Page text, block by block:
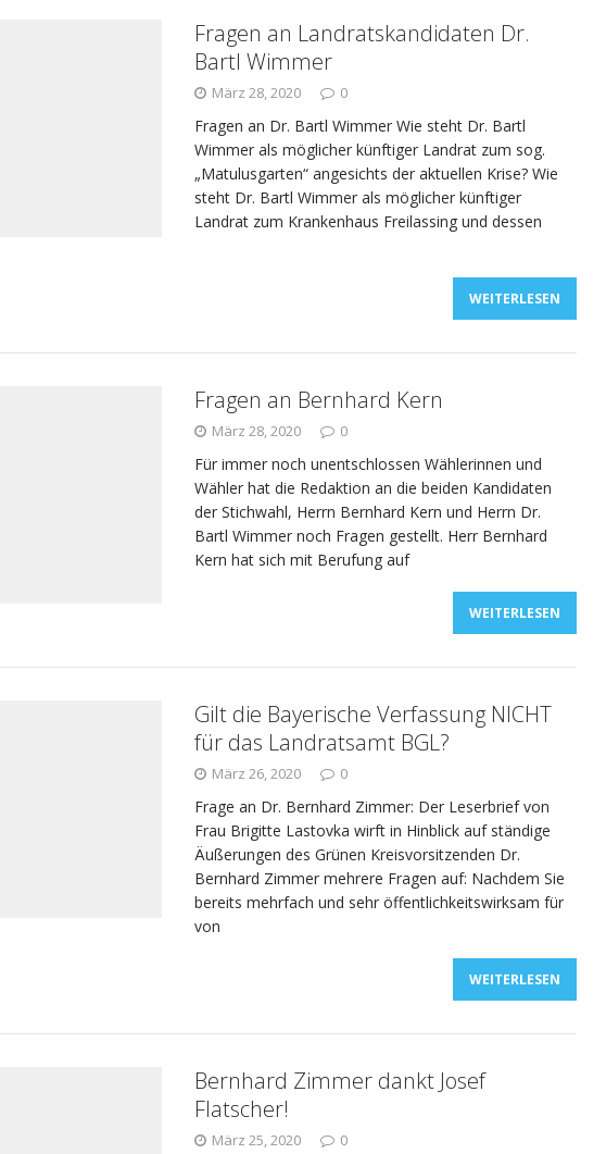
Fragen an Landratskandidaten Dr.
Bartl Wimmer
März 28, 2020 0
Fragen an Dr. Bartl Wimmer Wie steht Dr. Bartl
Wimmer als möglicher künftiger Landrat zum sog.
„Matulusgarten“ angesichts der aktuellen Krise? Wie
steht Dr. Bartl Wimmer als möglicher künftiger
Landrat zum Krankenhaus Freilassing und dessen
WEITERLESEN
Fragen an Bernhard Kern
März 28, 2020 0
Für immer noch unentschlossen Wählerinnen und
Wähler hat die Redaktion an die beiden Kandidaten
der Stichwahl, Herrn Bernhard Kern und Herrn Dr.
Bartl Wimmer noch Fragen gestellt. Herr Bernhard
Kern hat sich mit Berufung auf
WEITERLESEN
Gilt die Bayerische Verfassung NICHT
für das Landratsamt BGL?
März 26, 2020 0
Frage an Dr. Bernhard Zimmer: Der Leserbrief von
Frau Brigitte Lastovka wirft in Hinblick auf ständige
Äußerungen des Grünen Kreisvorsitzenden Dr.
Bernhard Zimmer mehrere Fragen auf: Nachdem Sie
bereits mehrfach und sehr öffentlichkeitswirksam für
von
WEITERLESEN
Bernhard Zimmer dankt Josef
Flatscher!
März 25, 2020 0